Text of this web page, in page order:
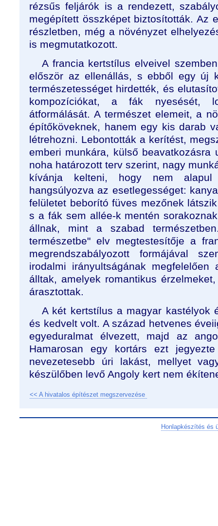
rézsűs feljárók is a rendezett,
megépített összképet biztosították. Az
részletben, még a növényzet
is megmutatkozott.
A francia kertstílus elveivel
először az ellenállás, s ebből egy új
természetességet hirdették, és
kompozíciókat, a fák nyesését,
átformálását. A természet elemeit, a
építőköveknek, hanem egy kis darab
létrehozni. Lebontották a kerítést,
emberi munkára, külső beavatkozásra
noha határozott terv szerint, nagy
kívánja kelteni, hogy nem alapul
hangsúlyozva az esetlegességet:
felületet beborító füves mezőnek
s a fák sem allée-k mentén
állnak, mint a szabad
természetbe" elv megtestesítője a
megrendszabályozott formájával
irodalmi irányultságának
álltak, amelyek romantikus
árasztottak.
A két kertstílus a magyar kastélyok
és kedvelt volt. A század hetvenes
egyeduralmat élvezett, majd az
Hamarosan egy kortárs ezt
nevezetesebb úri lakást, mellyet
készülőben levő Angoly kert nem
<< A hivatalos építészet megszervezése
Honlapkészítés és